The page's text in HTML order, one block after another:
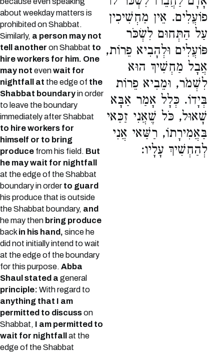
about weekday matters is
prohibited on Shabbat.
Similarly, a person may not
tell another on Shabbat to
hire workers for him. One
may not evenwait for
nightfall at the edge of the
Shabbat boundaryin order
to leave the boundary
immediately after Shabbat
to hire workers for
himself or to bring
produce from his field. But
he may wait for nightfall
at the edge of the Shabbat
boundary in order to guard
his produce that is outside
the Shabbat boundary, and
he may then bring produce
backin his hand, since he
did not initially intend to wait
at the edge of the boundary
for this purpose. Abba
Shaul stated a general
principle: With regard to
anything that I am
permitted to discusson
Shabbat, I am permitted to
wait for nightfall
at the
edge of the Shabbat
פוֹעֲלִים. אֵין מַחְשִׁיכִין
עַל הַתְּחוּם לִשְׂכֹּר
פּוֹעֲלִים וּלְהָבִיא פֵרוֹת,
אֲבָל מַחְשִׁיךְ הוּא
לִשְׁמֹר, וּמֵבִיא פֵרוֹת
בְּיָדוֹ. כְּלָל אָמַר אַבָּא
שָׁאוּל, כֹּל שֶׁאֲנִי זַכַּאי
בַּאֲמִירָתוֹ, רַשַּׁאי אֲנִי
לְהַחְשִׁיךְ עָלָיו: